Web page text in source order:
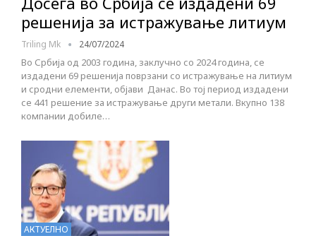
решенија за истражување литиум
Triling Mk 24/07/2024
Во Србија од 2003 година, заклучно со 2024 година, се
издадени 69 решенија поврзани со истражување на литиум
и сродни елементи, објави Данас. Во тој период издадени
се 441 решение за истражување други метали. Вкупно 138
компании добиле…
АКТУЕЛНО